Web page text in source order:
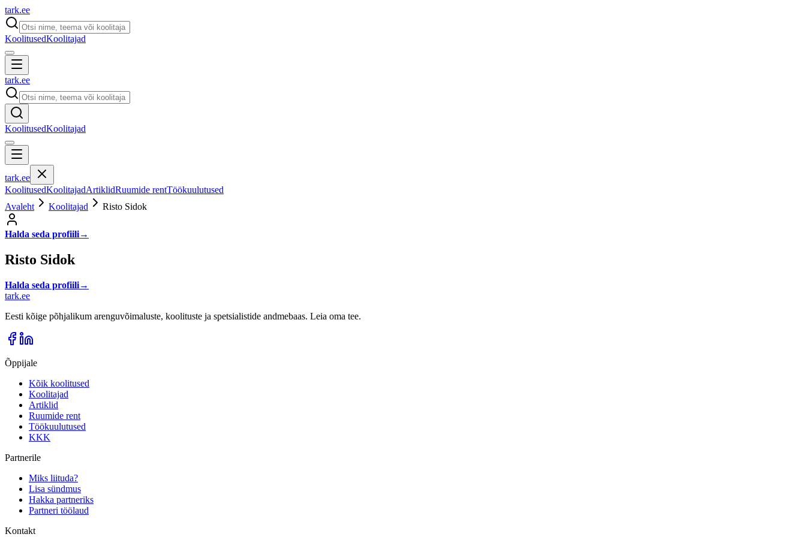
tark.ee
KoolitusedKoolitajad
tark.ee
KoolitusedKoolitajad
tark.ee
KoolitusedKoolitajadArtiklidRuumide rentTöökuulutused
Avaleht
Koolitajad Risto Sidok
Halda seda profiili→
Risto Sidok
Halda seda profiili→
tark.ee
Eesti kõige põhjalikum arenguvõimaluste, koolituste ja spetsialistide andmebaas. Leia oma tee.
Õppijale
Kõik koolitused
Koolitajad
Artiklid
Ruumide rent
Töökuulutused
KKK
Partnerile
Miks liituda?
Lisa sündmus
Hakka partneriks
Partneri töölaud
Kontakt